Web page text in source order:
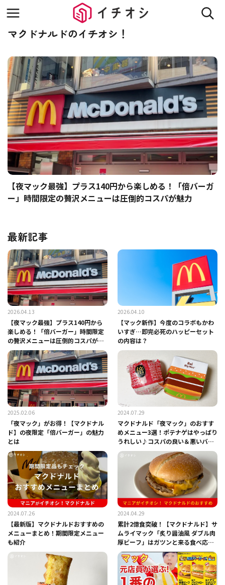
マクドナルドのイチオシ！
【夜マック最強】プラス140円から楽しめる！「倍バーガ
ー」時間限定の贅沢メニューは圧倒的コスパが魅力
最新記事
2026.04.13
【夜マック最強】プラス140円から
楽しめる！「倍バーガー」時間限定
の贅沢メニューは圧倒的コスパが魅
力
2026.04.10
【マック新作】今度のコラボもかわ
いすぎ…即完必死のハッピーセット
の内容は？
2025.02.06
「夜マック」がお得！【マクドナル
ド】の夜限定「倍バーガー」の魅力
とは
2024.07.29
マクドナルド「夜マック」のおすす
めメニュー3選！ポテナゲはやっぱり
うれしい♪コスパの良い＆悪いバー
ガーはどれ？
2024.07.26
【最新版】マクドナルドおすすめの
メニューまとめ！期間限定メニュー
も紹介
2024.04.29
累計2億食突破！【マクドナルド】サ
ムライマック「炙り醤油風 ダブル肉
厚ビーフ」はガツンと来る食べ応
え！